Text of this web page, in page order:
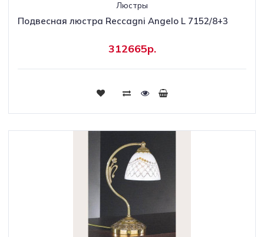
Люстры
Подвесная люстра Reccagni Angelo L 7152/8+3
312665р.